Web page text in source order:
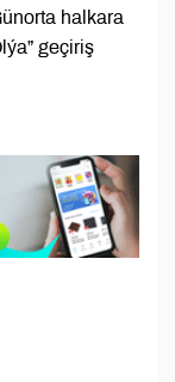
halkara
geçiriş